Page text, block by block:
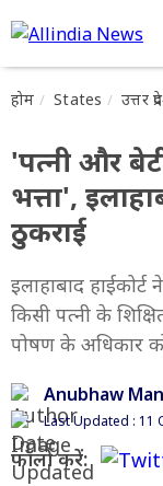
होम States उत्तर
'पत्नी और
भत्ता',
ठुकराई
इलाहाबाद
किसी पत्नी के
पोषण के अधिकार
Anubhaw
Last Updated : 11
फॉलो करें: